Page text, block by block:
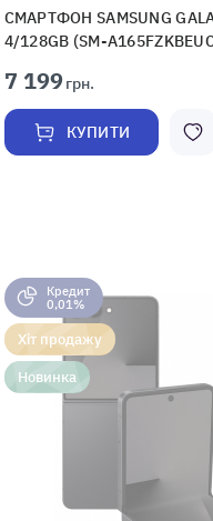
СМАРТФОН SAMSUNG
4/128GB (SM-
7 199грн.
КУПИТИ
Кредит
0,01%
Хіт продажу
Новинка